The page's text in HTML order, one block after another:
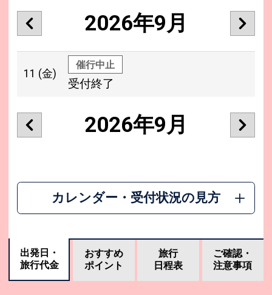
2026年9月
11 (金)
催行中止
受付終了
2026年9月
カレンダー・受付状況の見方
出発日・
旅行代金
おすすめ
ポイント
旅行
日程表
ご確認・
注意事項